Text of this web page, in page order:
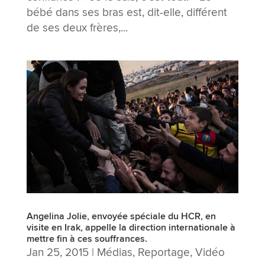
bébé dans ses bras est, dit-elle, différent
de ses deux frères,...
Angelina Jolie, envoyée spéciale du HCR, en
visite en Irak, appelle la direction internationale à
mettre fin à ces souffrances.
Jan 25, 2015| Médias, Reportage, Vidéo